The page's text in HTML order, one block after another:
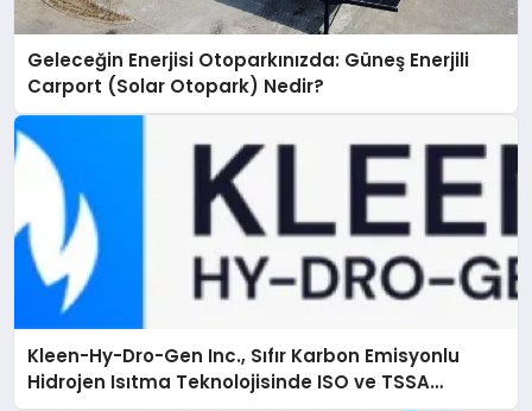
Geleceğin Enerjisi Otoparkınızda: Güneş Enerjili
Carport (Solar Otopark) Nedir?
Kleen-Hy-Dro-Gen Inc., Sıfır Karbon Emisyonlu
Hidrojen Isıtma Teknolojisinde ISO ve TSSA